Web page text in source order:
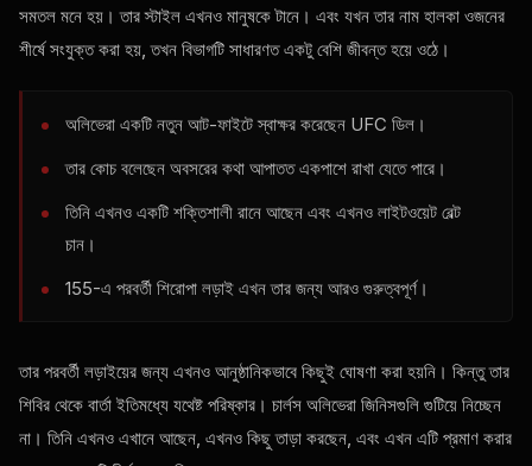
সমতল মনে হয়। তার স্টাইল এখনও মানুষকে টানে। এবং যখন তার নাম হালকা ওজনের
শীর্ষে সংযুক্ত করা হয়, তখন বিভাগটি সাধারণত একটু বেশি জীবন্ত হয়ে ওঠে।
অলিভেরা একটি নতুন আট-ফাইটে স্বাক্ষর করেছেন UFC ডিল।
তার কোচ বলেছেন অবসরের কথা আপাতত একপাশে রাখা যেতে পারে।
তিনি এখনও একটি শক্তিশালী রানে আছেন এবং এখনও লাইটওয়েট বেল্ট
চান।
155-এ পরবর্তী শিরোপা লড়াই এখন তার জন্য আরও গুরুত্বপূর্ণ।
তার পরবর্তী লড়াইয়ের জন্য এখনও আনুষ্ঠানিকভাবে কিছুই ঘোষণা করা হয়নি। কিন্তু তার
শিবির থেকে বার্তা ইতিমধ্যে যথেষ্ট পরিষ্কার। চার্লস অলিভেরা জিনিসগুলি গুটিয়ে নিচ্ছেন
না। তিনি এখনও এখানে আছেন, এখনও কিছু তাড়া করছেন, এবং এখন এটি প্রমাণ করার